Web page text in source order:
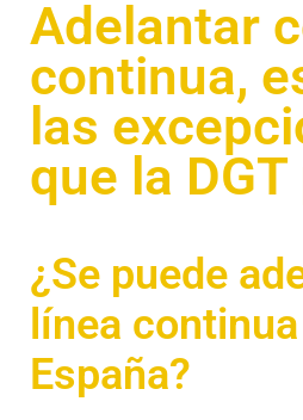
Adelantar
continua,
las
que la
¿Se puede
línea
España?